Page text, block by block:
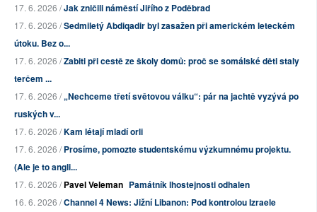
17. 6. 2026 /Jak zničili náměstí Jiřího z Poděbrad
17. 6. 2026 /Sedmiletý Abdiqadir byl zasažen při americkém leteckém
útoku. Bez o...
17. 6. 2026 /Zabiti při cestě ze školy domů: proč se somálské děti staly
terčem ...
17. 6. 2026 /„Nechceme třetí světovou válku“: pár na jachtě vyzývá po
ruských v...
17. 6. 2026 /Kam létají mladí orli
17. 6. 2026 /Prosíme, pomozte studentskému výzkumnému projektu.
(Ale je to angli...
17. 6. 2026 /Pavel Veleman Památník lhostejnosti odhalen
16. 6. 2026 /Channel 4 News: Jižní Libanon: Pod kontrolou Izraele